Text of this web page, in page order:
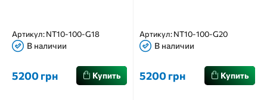
Артикул:NT10-100-G18
В наличии
5200 грн Купить
Артикул:NT10-100-G20
В наличии
5200 грн Купить